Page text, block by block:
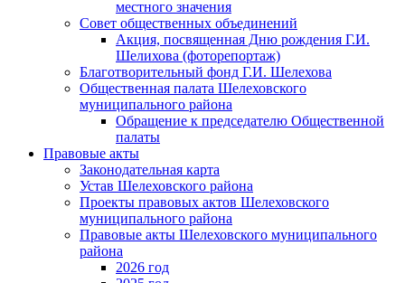
местного значения
Совет общественных объединений
Акция, посвященная Дню рождения Г.И.
Шелихова (фоторепортаж)
Благотворительный фонд Г.И. Шелехова
Общественная палата Шелеховского
муниципального района
Обращение к председателю Общественной
палаты
Правовые акты
Законодательная карта
Устав Шелеховского района
Проекты правовых актов Шелеховского
муниципального района
Правовые акты Шелеховского муниципального
района
2026 год